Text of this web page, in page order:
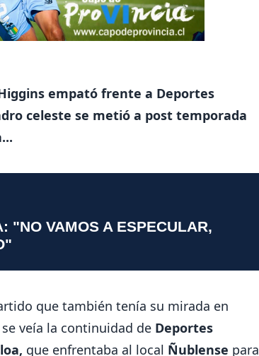
empató frente a Deportes
celeste se metió a post temporada
"NO VAMOS A ESPECULAR,
que también tenía su mirada en
veía la continuidad de Deportes
que enfrentaba al local Ñublense para